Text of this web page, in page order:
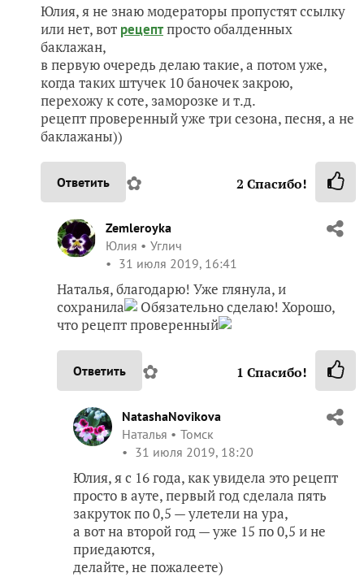
Юлия, я не знаю модераторы пропустят ссылку
или нет, вот рецептпросто обалденных
баклажан,
в первую очередь делаю такие, а потом уже,
когда таких штучек 10 баночек закрою,
перехожу к соте, заморозке и т.д.
рецепт проверенный уже три сезона, песня, а не
баклажаны))
Ответить ✿ 2 Спасибо!
Zemleroyka
Юлия
Углич
31 июля 2019, 16:41
Наталья, благодарю! Уже глянула, и
сохранила
Обязательно сделаю! Хорошо,
что рецепт проверенный
Ответить ✿ 1 Спасибо!
NatashaNovikova
Наталья
Томск
31 июля 2019, 18:20
Юлия, я с 16 года, как увидела это рецепт
просто в ауте, первый год сделала пять
закруток по 0,5 — улетели на ура,
а вот на второй год — уже 15 по 0,5 и не
приедаются,
делайте, не пожалеете)